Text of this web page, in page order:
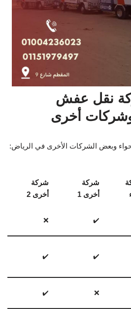
نقل عفش
أخرى
وبعض الشركات الأخرى في الرياض:
شركة
أخرى 1
شركة
أخرى 2
✔️
❌
✔️
✔️
❌
✔️